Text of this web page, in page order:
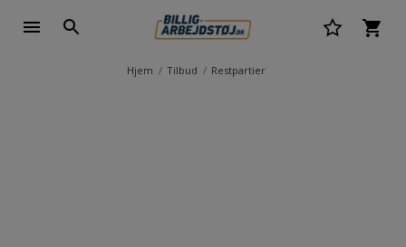
Hjem Tilbud Restpartier